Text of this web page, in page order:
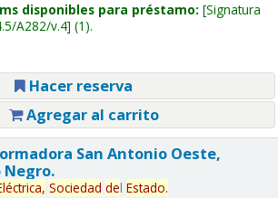
disponibles para préstamo: Signatura
A282/v.4 (1).
Hacer reserva
Agregar al carrito
San Antonio Oeste,
Negro.
Sociedad del Estado.